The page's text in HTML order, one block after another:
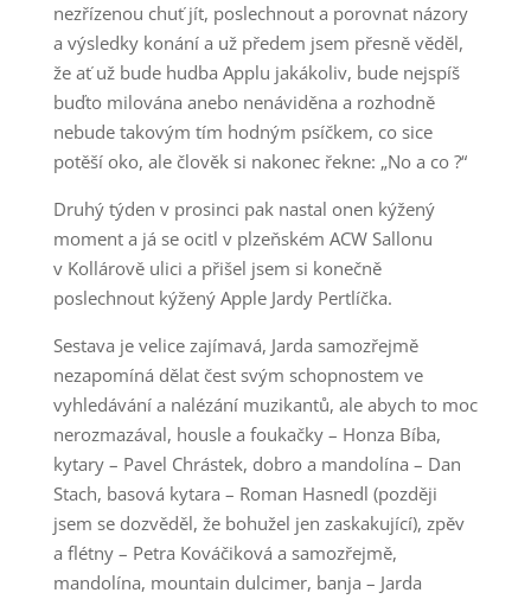
nezřízenou chuť jít, poslechnout a porovnat názory
a výsledky konání a už předem jsem přesně věděl,
že ať už bude hudba Applu jakákoliv, bude nejspíš
buďto milována anebo nenáviděna a rozhodně
nebude takovým tím hodným psíčkem, co sice
potěší oko, ale člověk si nakonec řekne: „No a co ?“
Druhý týden v prosinci pak nastal onen kýžený
moment a já se ocitl v plzeňském ACW Sallonu
v Kollárově ulici a přišel jsem si konečně
poslechnout kýžený Apple Jardy Pertlíčka.
Sestava je velice zajímavá, Jarda samozřejmě
nezapomíná dělat čest svým schopnostem ve
vyhledávání a nalézání muzikantů, ale abych to moc
nerozmazával, housle a foukačky – Honza Bíba,
kytary – Pavel Chrástek, dobro a mandolína – Dan
Stach, basová kytara – Roman Hasnedl (později
jsem se dozvěděl, že bohužel jen zaskakující), zpěv
a flétny – Petra Kováčiková a samozřejmě,
mandolína, mountain dulcimer, banja – Jarda